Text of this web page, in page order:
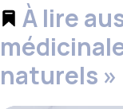
À lire
naturels »